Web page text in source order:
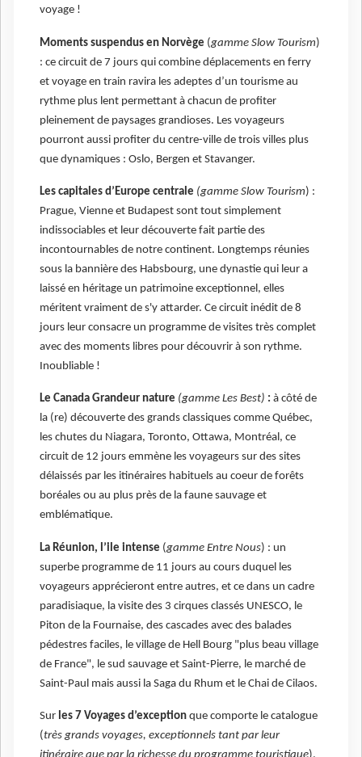
voyage !
Moments suspendus en Norvège (gamme Slow Tourism)
: ce circuit de 7 jours qui combine déplacements en ferry
et voyage en train ravira les adeptes d’un tourisme au
rythme plus lent permettant à chacun de profiter
pleinement de paysages grandioses. Les voyageurs
pourront aussi profiter du centre-ville de trois villes plus
que dynamiques : Oslo, Bergen et Stavanger.
Les capitales d’Europe centrale (gamme Slow Tourism) :
Prague, Vienne et Budapest sont tout simplement
indissociables et leur découverte fait partie des
incontournables de notre continent. Longtemps réunies
sous la bannière des Habsbourg, une dynastie qui leur a
laissé en héritage un patrimoine exceptionnel, elles
méritent vraiment de s'y attarder. Ce circuit inédit de 8
jours leur consacre un programme de visites très complet
avec des moments libres pour découvrir à son rythme.
Inoubliable !
Le Canada Grandeur nature (gamme Les Best) : à côté de
la (re) découverte des grands classiques comme Québec,
les chutes du Niagara, Toronto, Ottawa, Montréal, ce
circuit de 12 jours emmène les voyageurs sur des sites
délaissés par les itinéraires habituels au coeur de forêts
boréales ou au plus près de la faune sauvage et
emblématique.
La Réunion, l’ile intense (gamme Entre Nous) : un
superbe programme de 11 jours au cours duquel les
voyageurs apprécieront entre autres, et ce dans un cadre
paradisiaque, la visite des 3 cirques classés UNESCO, le
Piton de la Fournaise, des cascades avec des balades
pédestres faciles, le village de Hell Bourg "plus beau village
de France", le sud sauvage et Saint-Pierre, le marché de
Saint-Paul mais aussi la Saga du Rhum et le Chai de Cilaos.
Sur les 7 Voyages d’exception que comporte le catalogue
(très grands voyages, exceptionnels tant par leur